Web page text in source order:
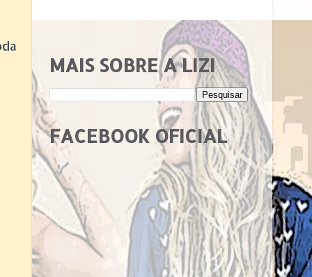
MAIS SOBRE A LIZI
FACEBOOK OFICIAL